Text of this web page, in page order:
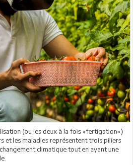
(ou les deux à la fois «fertigation»)
et les maladies représentent trois piliers
climatique tout en ayant une